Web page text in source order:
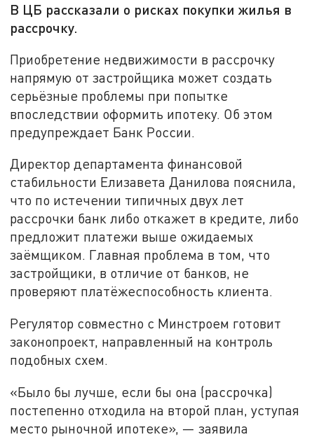
В ЦБ рассказали о рисках покупки жилья в
рассрочку.
Приобретение недвижимости в рассрочку
напрямую от застройщика может создать
серьёзные проблемы при попытке
впоследствии оформить ипотеку. Об этом
предупреждает Банк России.
Директор департамента финансовой
стабильности Елизавета Данилова пояснила,
что по истечении типичных двух лет
рассрочки банк либо откажет в кредите, либо
предложит платежи выше ожидаемых
заёмщиком. Главная проблема в том, что
застройщики, в отличие от банков, не
проверяют платёжеспособность клиента.
Регулятор совместно с Минстроем готовит
законопроект, направленный на контроль
подобных схем.
«Было бы лучше, если бы она (рассрочка)
постепенно отходила на второй план, уступая
место рыночной ипотеке», — заявила